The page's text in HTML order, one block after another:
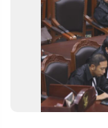
RESOLUSI
MEDIA